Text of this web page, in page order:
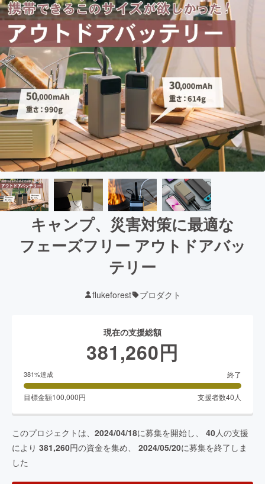
キャンプ、災害対策に最適な
フェーズフリー アウトドアバッ
テリー
flukeforest プロダクト
現在の支援総額
381,260円
381%達成 終了
目標金額100,000円 支援者数40 人
このプロジェクトは、 2024/04/18に募集を開始し、 40人の支援
により 381,260円の資金を集め、 2024/05/20に募集を終了しま
した